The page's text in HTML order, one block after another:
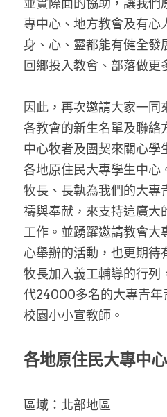
並實際面的協助，讓我們
專中心、地方教會及有心
身、心、靈都能有健全發
回鄉投入教會、部落做更
因此，再次邀請大家一同
各教會的新生名單及聯絡
中心牧者及團契來關心學
各地原住民大專學生中心
牧長、長執為我們的大專
禱與奉献，來支持這廣大
工作。並踴躍邀請教會大
心舉辦的活動，也更期待
牧長加入義工輔導的行列
代24000多名的大專青年
校園小小宣教師。
各地原住民大專中
區域：北部地區